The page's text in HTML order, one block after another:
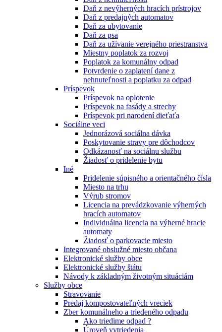
Daň z nevýherných hracích prístrojov
Daň z predajných automatov
Daň za ubytovanie
Daň za psa
Daň za užívanie verejného priestranstva
Miestny poplatok za rozvoj
Poplatok za komunálny odpad
Potvrdenie o zaplatení dane z
nehnuteľnosti a poplatku za odpad
Príspevok
Príspevok na oplotenie
Príspevok na fasády a strechy
Príspevok pri narodení dieťaťa
Sociálne veci
Jednorázová sociálna dávka
Poskytovanie stravy pre dôchodcov
Odkázanosť na sociálnu službu
Žiadosť o pridelenie bytu
Iné
Pridelenie súpisného a orientačného čísla
Miesto na trhu
Výrub stromov
Licencia na prevádzkovanie výherných
hracích automatov
Individuálna licencia na výherné hracie
automaty
Žiadosť o parkovacie miesto
Integrované obslužné miesto občana
Elektronické služby obce
Elektronické služby štátu
Návody k základným životným situáciám
Služby obce
Stravovanie
Predaj kompostovateľných vreciek
Zber komunálneho a triedeného odpadu
Ako triedime odpad ?
Úroveň vytriedenia